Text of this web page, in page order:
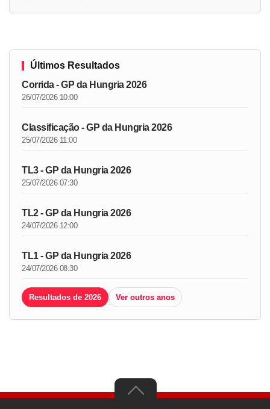
Últimos Resultados
Corrida - GP da Hungria 2026
26/07/2026 10:00
Classificação - GP da Hungria 2026
25/07/2026 11:00
TL3 - GP da Hungria 2026
25/07/2026 07:30
TL2 - GP da Hungria 2026
24/07/2026 12:00
TL1 - GP da Hungria 2026
24/07/2026 08:30
Resultados de 2026 Ver outros anos